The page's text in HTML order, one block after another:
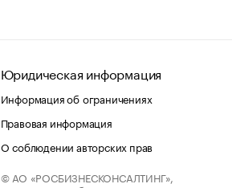
Юридическая информация
Информация об ограничениях
Правовая информация
О соблюдении авторских прав
© АО «РОСБИЗНЕСКОНСАЛТИНГ»,